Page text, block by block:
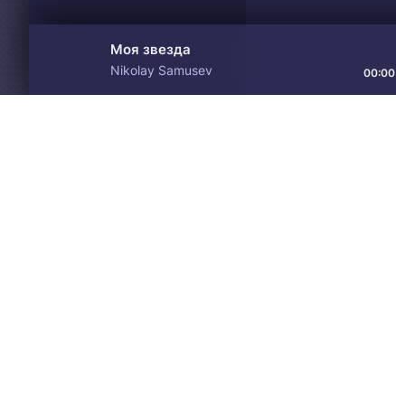
Моя звезда
Nikolay Samusev
00:00